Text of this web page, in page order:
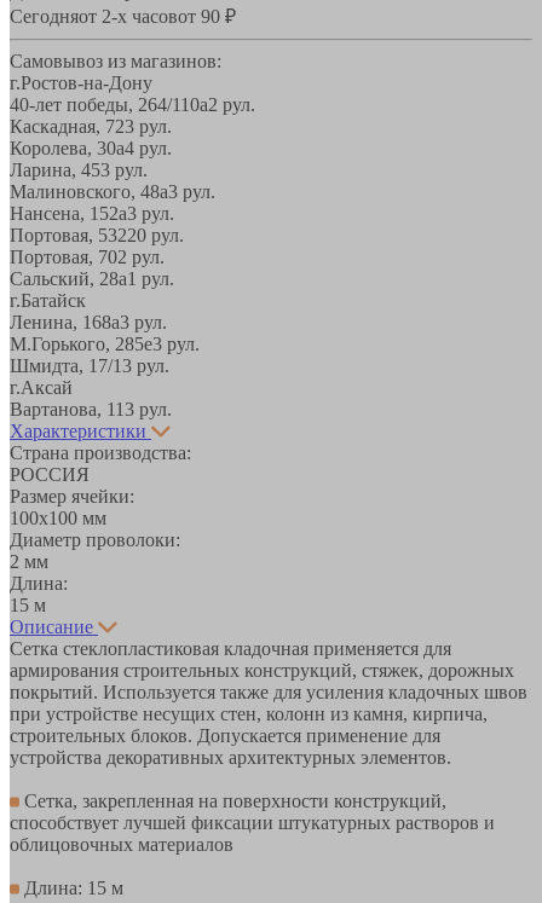
Сегодняот 2-х часовот 90 ₽
Самовывоз из магазинов:
г.Ростов-на-Дону
40-лет победы, 264/110а2 рул.
Каскадная, 723 рул.
Королева, 30а4 рул.
Ларина, 453 рул.
Малиновского, 48а3 рул.
Нансена, 152а3 рул.
Портовая, 53220 рул.
Портовая, 702 рул.
Сальский, 28a1 рул.
г.Батайск
Ленина, 168а3 рул.
М.Горького, 285е3 рул.
Шмидта, 17/13 рул.
г.Аксай
Вартанова, 113 рул.
Характеристики
Страна производства:
РОССИЯ
Размер ячейки:
100х100 мм
Диаметр проволоки:
2 мм
Длина:
15 м
Описание
Сетка стеклопластиковая кладочная применяется для
армирования строительных конструкций, стяжек, дорожных
покрытий. Используется также для усиления кладочных швов
при устройстве несущих стен, колонн из камня, кирпича,
строительных блоков. Допускается применение для
устройства декоративных архитектурных элементов.
Сетка, закрепленная на поверхности конструкций,
способствует лучшей фиксации штукатурных растворов и
облицовочных материалов
Длина: 15 м